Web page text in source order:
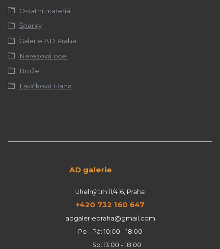
Ostatní materiál
Šperky
Galerie AD Praha
Nerezová ocel
Brože
Lavičková Hana
AD galerie
Uhelný trh 11/416, Praha
+420 732 160 647
adgaleriepraha@gmail.com
Po - Pá: 10:00 - 18:00
So: 13:00 - 18:00